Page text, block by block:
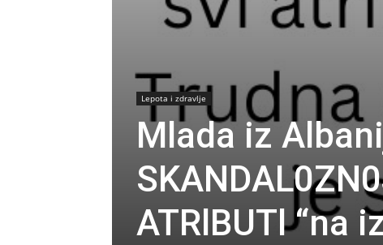
Lepota i zdravlje
Mlada iz
ATRlBUTl “na